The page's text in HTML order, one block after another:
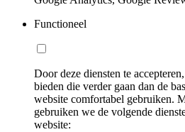
Functioneel
Door deze diensten te
bieden die verder gaan dan de
website comfortabel gebruiken.
gebruiken we de volgende
website: